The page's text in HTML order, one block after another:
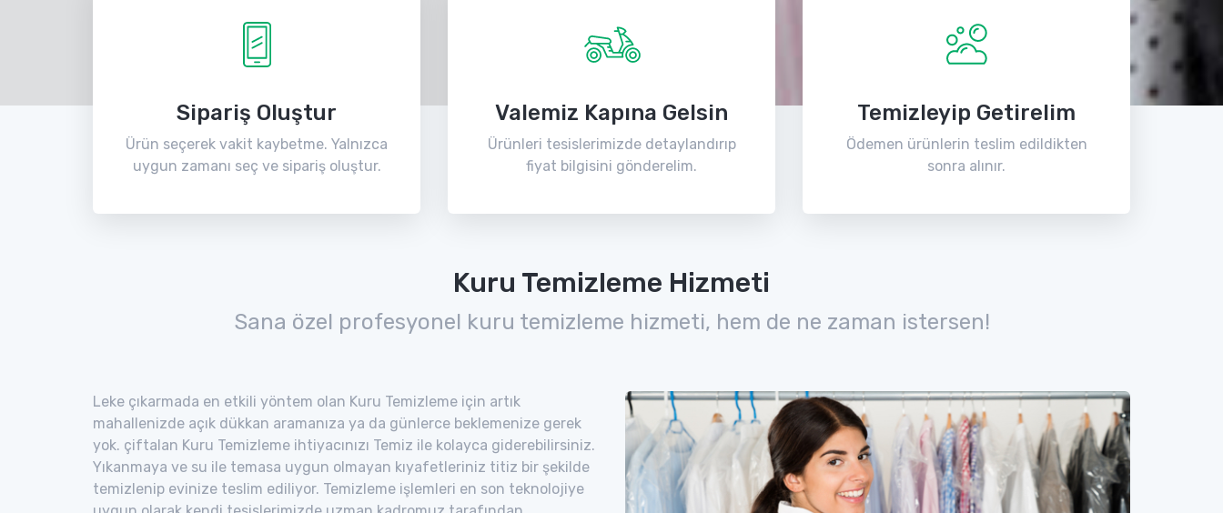
Sipariş Oluştur
Ürün seçerek vakit kaybetme. Yalnızca
uygun zamanı seç ve sipariş oluştur.
Valemiz Kapına Gelsin
Ürünleri tesislerimizde detaylandırıp
fiyat bilgisini gönderelim.
Temizleyip Getirelim
Ödemen ürünlerin teslim edildikten
sonra alınır.
Kuru Temizleme Hizmeti
Sana özel profesyonel kuru temizleme hizmeti, hem de ne zaman istersen!
Leke çıkarmada en etkili yöntem olan Kuru Temizleme için artık
mahallenizde açık dükkan aramanıza ya da günlerce beklemenize gerek
yok. çiftalan Kuru Temizleme ihtiyacınızı Temiz ile kolayca giderebilirsiniz.
Yıkanmaya ve su ile temasa uygun olmayan kıyafetleriniz titiz bir şekilde
temizlenip evinize teslim ediliyor. Temizleme işlemleri en son teknolojiye